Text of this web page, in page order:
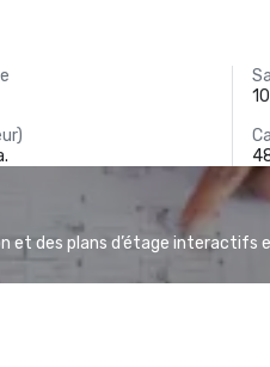
10
et des plans d’étage interactifs